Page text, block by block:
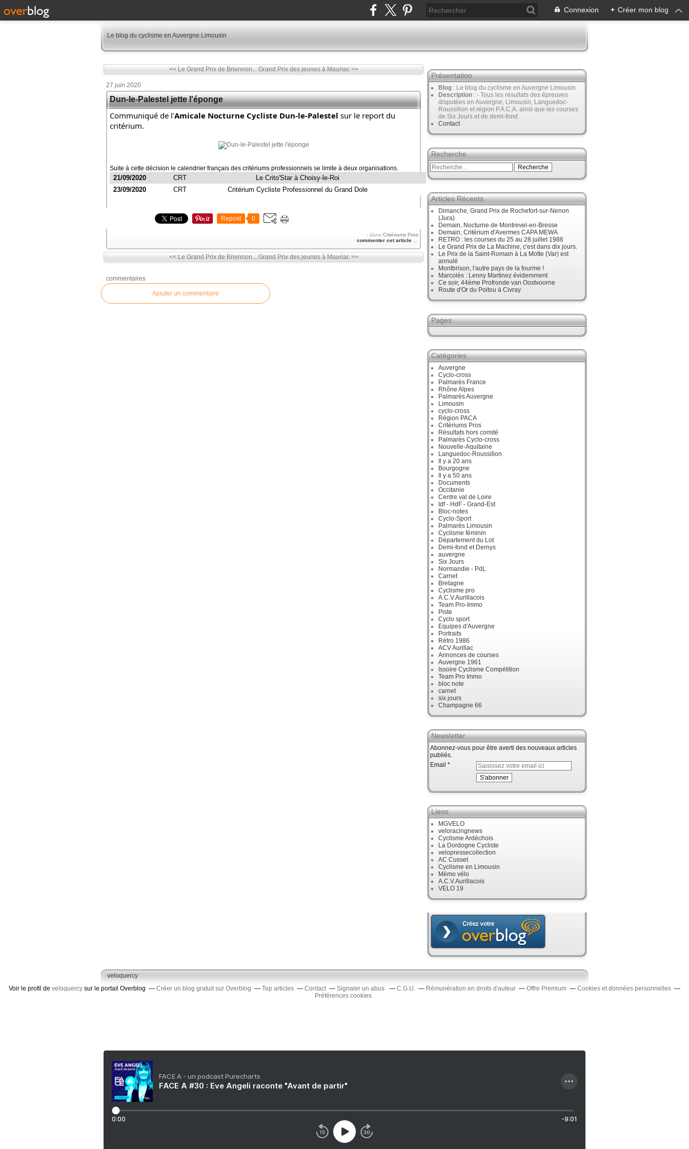
Connexion + Créer mon blog
Le blog du cyclisme en Auvergne Limousin
<< Le Grand Prix de Briennon... Grand Prix des jeunes à Mauriac >>
27 juin 2020
Dun-le-Palestel jette l'éponge
Communiqué de l'Amicale Nocturne Cycliste Dun-le-Palestel sur le report du
critérium.
Suite à cette décision le calendrier français des critériums professionnels se limite à deux organisations.
21/09/2020 CRT
Le Crito'Star à Choisy-le-Roi
23/09/2020
CRT Critérium Cycliste Professionnel du Grand Dole
Repost 0
- dans Critériums Pros
commenter cet article
<< Le Grand Prix de Briennon... Grand Prix des jeunes à Mauriac >>
commentaires
Ajouter un commentaire
Présentation
Blog : Le blog du cyclisme en Auvergne Limousin
Description : - Tous les résultats des épreuves
disputées en Auvergne, Limousin, Languedoc-
Roussillon et région P.A.C.A. ainsi que les courses
de Six Jours et de demi-fond.
Contact
Recherche
Articles Récents
Dimanche, Grand Prix de Rochefort-sur-Nenon
(Jura)
Demain, Nocturne de Montrevel-en-Bresse
Demain, Critérium d'Avermes CAPA MEWA
RETRO : les courses du 25 au 28 juillet 1986
Le Grand Prix de La Machine, c'est dans dix jours.
Le Prix de la Saint-Romain à La Motte (Var) est
annulé
Montbrison, l'autre pays de la fourme !
Marcolès : Lenny Martinez évidemment
Ce soir, 44ème Profronde van Oostvoorne
Route d'Or du Poitou à Civray
Pages
Catégories
Auvergne
Cyclo-cross
Palmarès France
Rhône Alpes
Palmarès Auvergne
Limousin
cyclo-cross
Région PACA
Critériums Pros
Résultats hors comité
Palmarès Cyclo-cross
Nouvelle-Aquitaine
Languedoc-Roussillon
Il y a 20 ans
Bourgogne
Il y a 50 ans
Documents
Occitanie
Centre val de Loire
Idf - HdF - Grand-Est
Bloc-notes
Cyclo-Sport
Palmarès Limousin
Cyclisme féminin
Département du Lot
Demi-fond et Dernys
auvergne
Six Jours
Normandie - PdL
Carnet
Bretagne
Cyclisme pro
A.C.V.Aurillacois
Team Pro-Immo
Piste
Cyclo sport
Equipes d'Auvergne
Portraits
Rétro 1986
ACV Aurillac
Annonces de courses
Auvergne 1961
Issoire Cyclisme Compétition
Team Pro Immo
bloc note
carnet
six jours
Champagne 66
Newsletter
Abonnez-vous pour être averti des nouveaux articles
publiés.
Email
Liens
MGVELO
veloracingnews
Cyclisme Ardéchois
La Dordogne Cycliste
velopressecollection
AC Cusset
Cyclisme en Limousin
Mémo vélo
A.C.V.Aurillacois
VELO 19
veloquercy
Voir le profil de veloquercy sur le portail Overblog Créer un blog gratuit sur Overblog Top articles Contact Signaler un abus C.G.U. Rémunération en droits d'auteur Offre Premium
Cookies et données personnelles
Préférences cookies
FACE A - un podcast Purecharts
FACE A #30 : Eve Angeli raconte "Avant de partir"
0:00 -9:01